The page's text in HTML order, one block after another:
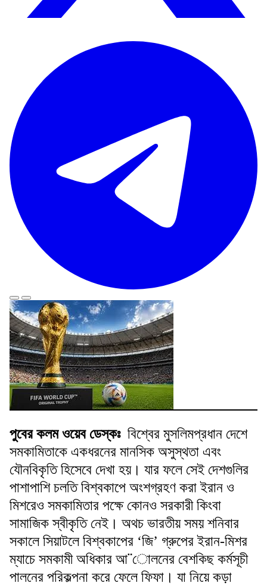
পুবের কলম ওয়েব ডেস্কঃবিশ্বের মুসলিমপ্রধান দেশে
সমকামিতাকে একধরনের মানসিক অসুস্থতা এবং
যৌনবিকৃতি হিসেবে দেখা হয়। যার ফলে সেই দেশগুলির
পাশাপাশি চলতি বিশ্বকাপে অংশগ্রহণ করা ইরান ও
মিশরেও সমকামিতার পক্ষে কোনও সরকারী কিংবা
সামাজিক স্বীকৃতি নেই। অথচ ভারতীয় সময় শনিবার
সকালে সিয়াটলে বিশ্বকাপের ‘জি’ গ্রুপের ইরান-মিশর
ম্যাচে সমকামী অধিকার আ¨োলনের বেশকিছ কর্মসূচী
পালনের পরিকল্পনা করে ফেলে ফিফা। যা নিয়ে কড়া